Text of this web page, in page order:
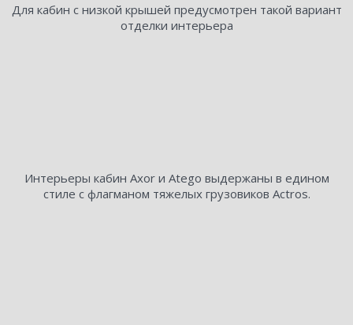
Для кабин с низкой крышей предусмотрен такой вариант
отделки интерьера
Интерьеры кабин Axor и Atego выдержаны в едином
стиле с флагманом тяжелых грузовиков Actros.